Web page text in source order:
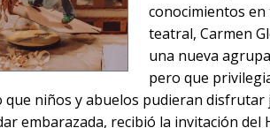
conocimientos
teatral, Carmen
una nueva
pero que
que niños y abuelos pudieran disfrutar
embarazada, recibió la invitación